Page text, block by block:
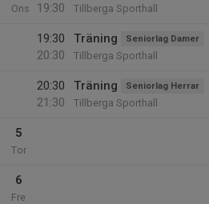
Ons
19:30
Tillberga Sporthall
19:30
20:30
Träning Seniorlag Damer
Tillberga Sporthall
20:30
21:30
Träning Seniorlag Herrar
Tillberga Sporthall
5
Tor
6
Fre